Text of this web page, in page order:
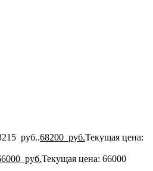
руб..68200 руб.Текущая цена:
руб.Текущая цена: 66000